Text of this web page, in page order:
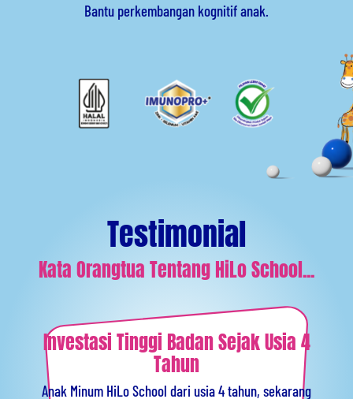
Bantu perkembangan kognitif anak.
Testimonial
Kata Orangtua Tentang HiLo School...
Investasi Tinggi Badan Sejak Usia 4
Tahun
Anak Minum HiLo School dari usia 4 tahun, sekarang